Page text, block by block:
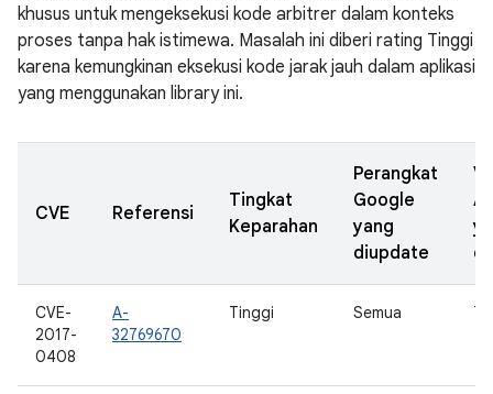
khusus untuk mengeksekusi kode arbitrer dalam konteks
proses tanpa hak istimewa. Masalah ini diberi rating Tinggi
karena kemungkinan eksekusi kode jarak jauh dalam aplikasi
yang menggunakan library ini.
CVE Referensi
Tingkat
Keparahan
Perangkat
Google
yang
diupdate
CVE-
2017-
0408
A-
32769670
Tinggi Semua